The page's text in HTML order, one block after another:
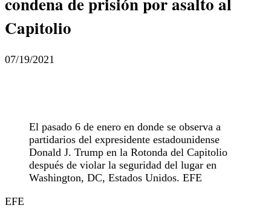
Capitolio
07/19/2021
El pasado 6 de enero en donde se observa a
partidarios del expresidente estadounidense
Donald J. Trump en la Rotonda del Capitolio
después de violar la seguridad del lugar en
Washington, DC, Estados Unidos. EFE
EFE